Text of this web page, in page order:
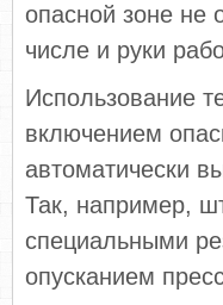
опасной зоне не
числе и руки
Использование
включением
автоматически
Так, например,
специальными
опусканием